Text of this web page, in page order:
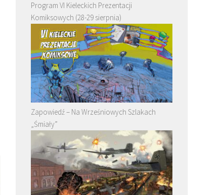
Program VI Kieleckich Prezentacji
Komiksowych (28-29 sierpnia)
Zapowiedź – Na Wrześniowych Szlakach
„Śmiały”